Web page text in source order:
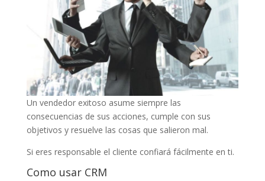
Un vendedor exitoso asume siempre las
consecuencias de sus acciones, cumple con sus
objetivos y resuelve las cosas que salieron mal.
Si eres responsable el cliente confiará fácilmente en ti.
Como usar CRM